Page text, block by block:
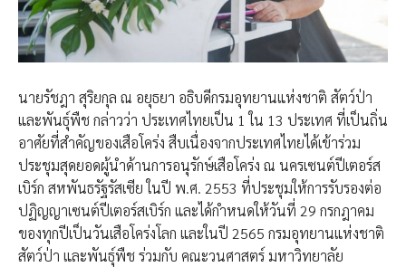
นายรัชฎา สุริยกุล ณ อยุธยา อธิบดีกรมอุทยานแห่งชาติ สัตว์ป่า
และพันธุ์พืช กล่าวว่า ประเทศไทยเป็น 1 ใน 13 ประเทศ ที่เป็นถิ่น
อาศัยที่สำคัญของเสือโคร่ง สืบเนื่องจากประเทศไทยได้เข้าร่วม
ประชุมสุดยอดผู้นำด้านการอนุรักษ์เสือโคร่ง ณ นครเซนต์ปีเตอร์ส
เบิร์ก สหพันธรัฐรัสเซีย ในปี พ.ศ. 2553 ที่ประชุมให้การรับรองต่อ
ปฏิญญาเซนต์ปีเตอร์สเบิร์ก และได้กำหนดให้วันที่ 29 กรกฎาคม
ของทุกปีเป็นวันเสือโคร่งโลก และในปี 2565 กรมอุทยานแห่งชาติ
สัตว์ป่า และพันธุ์พืช ร่วมกับ คณะวนศาสตร์ มหาวิทยาลัย